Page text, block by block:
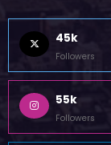
45k
Followers
55k
Followers